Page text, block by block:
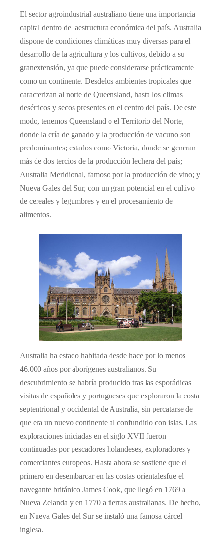
El sector agroindustrial australiano tiene una importancia
capital dentro de laestructura económica del país. Australia
dispone de condiciones climáticas muy diversas para el
desarrollo de la agricultura y los cultivos, debido a su
granextensión, ya que puede considerarse prácticamente
como un continente. Desdelos ambientes tropicales que
caracterizan al norte de Queensland, hasta los climas
desérticos y secos presentes en el centro del país. De este
modo, tenemos Queensland o el Territorio del Norte,
donde la cría de ganado y la producción de vacuno son
predominantes; estados como Victoria, donde se generan
más de dos tercios de la producción lechera del país;
Australia Meridional, famoso por la producción de vino; y
Nueva Gales del Sur, con un gran potencial en el cultivo
de cereales y legumbres y en el procesamiento de
alimentos.
Australia ha estado habitada desde hace por lo menos
46.000 años por aborígenes australianos. Su
descubrimiento se habría producido tras las esporádicas
visitas de españoles y portugueses que exploraron la costa
septentrional y occidental de Australia, sin percatarse de
que era un nuevo continente al confundirlo con islas. Las
exploraciones iniciadas en el siglo XVII fueron
continuadas por pescadores holandeses, exploradores y
comerciantes europeos. Hasta ahora se sostiene que el
primero en desembarcar en las costas orientalesfue el
navegante británico James Cook, que llegó en 1769 a
Nueva Zelanda y en 1770 a tierras australianas. De hecho,
en Nueva Gales del Sur se instaló una famosa cárcel
inglesa.